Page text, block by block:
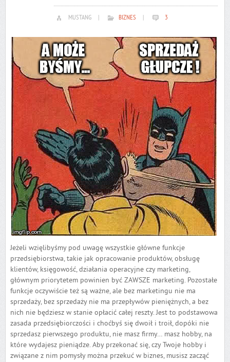
MUSTANG BIZNES 3
Jeżeli wzięlibyśmy pod uwagę wszystkie główne funkcje
przedsiębiorstwa, takie jak opracowanie produktów, obsługę
klientów, księgowość, działania operacyjne czy marketing,
głównym priorytetem powinien być ZAWSZE marketing. Pozostałe
funkcje oczywiście też są ważne, ale bez marketingu nie ma
sprzedaży, bez sprzedaży nie ma przepływów pieniężnych, a bez
nich nie będziesz w stanie opłacić całej reszty. Jest to podstawowa
zasada przedsiębiorczości i choćbyś się dwoił i troił, dopóki nie
sprzedasz pierwszego produktu, nie masz firmy… masz hobby, na
które wydajesz pieniądze. Aby przekonać się, czy Twoje hobby i
związane z nim pomysły można przekuć w biznes, musisz zacząć